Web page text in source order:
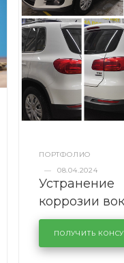
ПОРТФОЛИО
—
08.04.2024
Устранение
коррозии
лобового
районе
Volkswagen
ПОЛУЧИТЬ